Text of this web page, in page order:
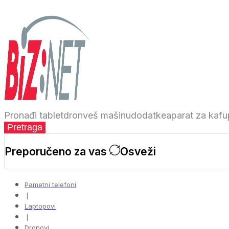
Pronađi tabletdronveš mašinudodatkeaparat za kafu
Pretraga
Preporučeno za vas Osveži
Pametni telefoni
❘
Laptopovi
❘